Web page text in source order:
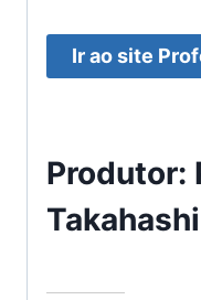
Ir ao site
Produtor:
Takahashi